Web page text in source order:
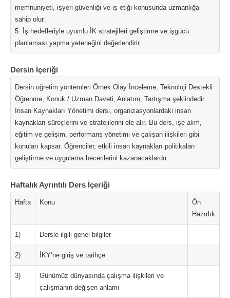
memnuniyeti, işyeri güvenliği ve iş etiği konusunda uzmanlığa
sahip olur.
5. İş hedefleriyle uyumlu İK stratejileri geliştirme ve işgücü
planlaması yapma yeteneğini değerlendirir.
Dersin İçeriği
Dersin öğretim yöntemleri Örnek Olay İnceleme, Teknoloji Destekli
Öğrenme, Konuk / Uzman Daveti, Anlatım, Tartışma şeklindedir.
İnsan Kaynakları Yönetimi dersi, organizasyonlardaki insan
kaynakları süreçlerini ve stratejilerini ele alır. Bu ders, işe alım,
eğitim ve gelişim, performans yönetimi ve çalışan ilişkileri gibi
konuları kapsar. Öğrenciler, etkili insan kaynakları politikaları
geliştirme ve uygulama becerilerini kazanacaklardır.
Haftalık Ayrıntılı Ders İçeriği
Hafta Konu
Ön
Hazırlık
1) Dersle ilgili genel bilgiler
2) İKY’ne giriş ve tarihçe
3)
Günümüz dünyasında çalışma ilişkileri ve
çalışmanın değişen anlamı